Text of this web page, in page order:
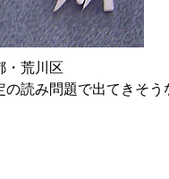
・荒川区
の読み問題で出てきそう